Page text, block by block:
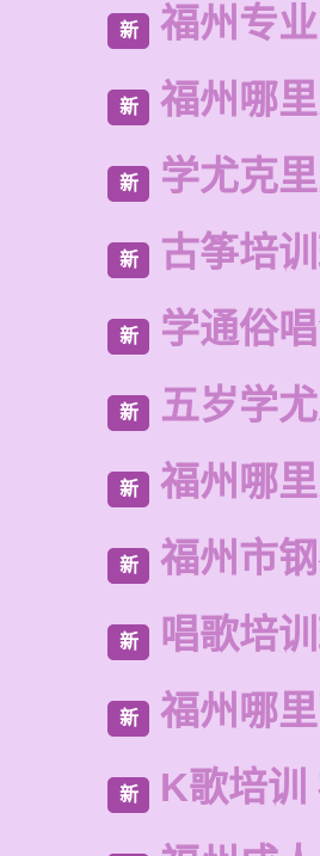
新 福州专
新 福州哪
新 学尤克
新 古筝培
新 学通俗
新 五岁学
新 福州哪
新 福州市
新 唱歌培
新 福州哪
新 K歌培训